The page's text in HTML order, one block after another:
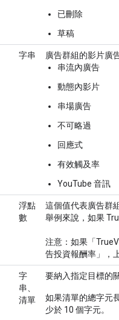
已刪除
草稿
字串
廣告群組的影片廣
串流內廣告
動態內影片
串場廣告
不可略過
回應式
有效觸及率
YouTube 音訊
浮點
數
這個值代表廣告群
舉例來說，如果
注意：如果「
告投資報酬率」，
字
串、
清單
要納入指定目標的
如果清單的總字元
少於 10 個字元。